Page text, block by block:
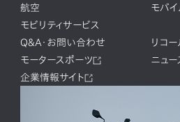
航空
モバイ
モビリティサービス
Q&A・お問い合わせ
リコー
モータースポーツ
ニュー
企業情報サイト